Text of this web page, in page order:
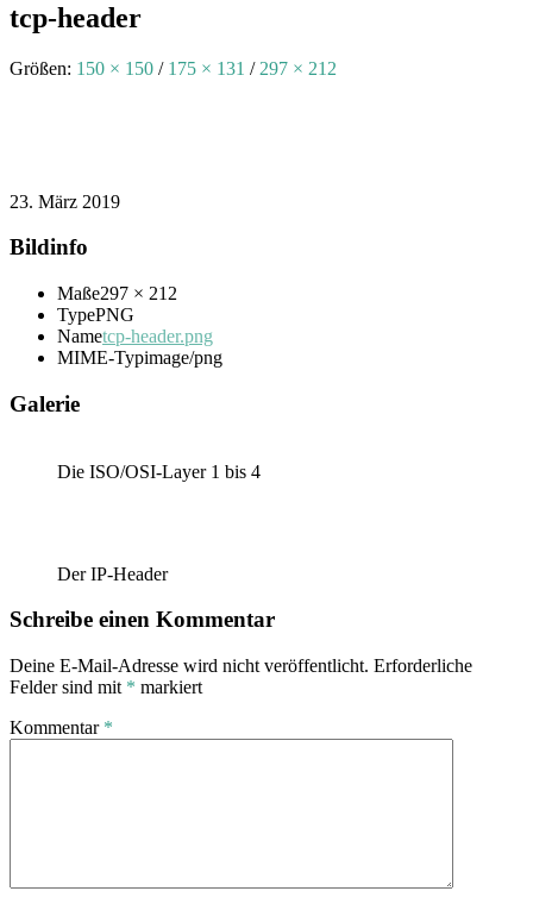
tcp-header
Größen: 150 × 150 / 175 × 131 / 297 × 212
23. März 2019
Bildinfo
Maße297 × 212
TypePNG
Nametcp-header.png
MIME-Typimage/png
Galerie
Die ISO/OSI-Layer 1 bis 4
Der IP-Header
Schreibe einen Kommentar
Deine E-Mail-Adresse wird nicht veröffentlicht. Erforderliche
Felder sind mit * markiert
Kommentar *